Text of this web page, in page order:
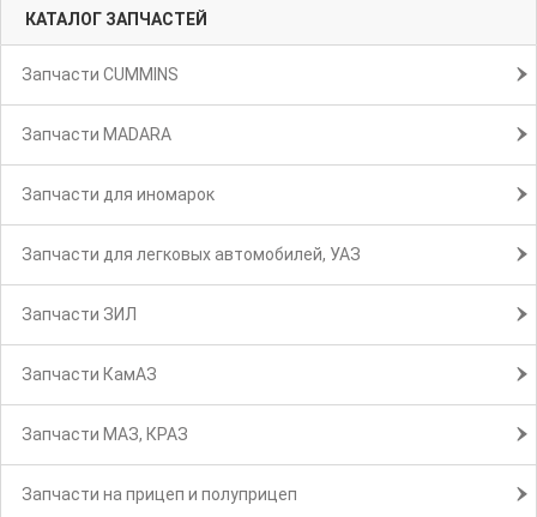
КАТАЛОГ ЗАПЧАСТЕЙ
Запчасти CUMMINS
Запчасти MADARA
Запчасти для иномарок
Запчасти для легковых автомобилей, УАЗ
Запчасти ЗИЛ
Запчасти КамАЗ
Запчасти МАЗ, КРАЗ
Запчасти на прицеп и полуприцеп